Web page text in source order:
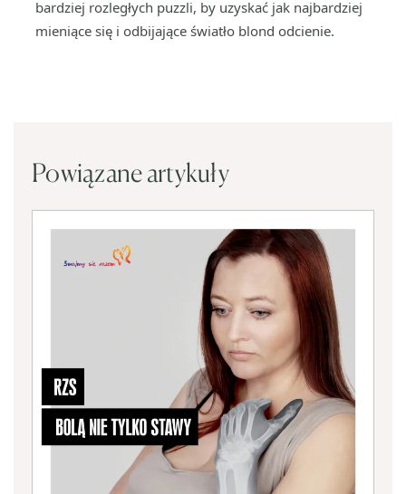
bardziej rozległych puzzli, by uzyskać jak najbardziej
mieniące się i odbijające światło blond odcienie.
Powiązane artykuły